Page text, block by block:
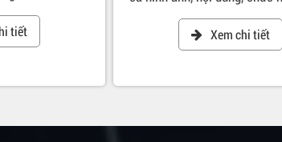
tiết Xem chi tiết